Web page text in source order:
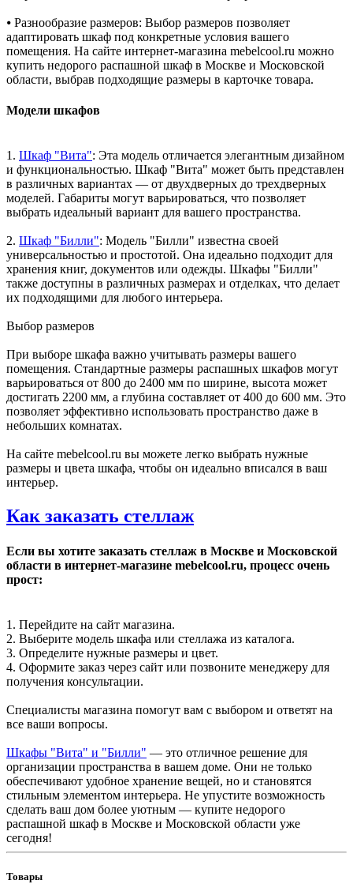
⦁ Разнообразие размеров: Выбор размеров позволяет
адаптировать шкаф под конкретные условия вашего
помещения. На сайте интернет-магазина mebelcool.ru можно
купить недорого распашной шкаф в Москве и Московской
области, выбрав подходящие размеры в карточке товара.
Модели шкафов
1. Шкаф "Вита": Эта модель отличается элегантным дизайном
и функциональностью. Шкаф "Вита" может быть представлен
в различных вариантах — от двухдверных до трехдверных
моделей. Габариты могут варьироваться, что позволяет
выбрать идеальный вариант для вашего пространства.
2. Шкаф "Билли": Модель "Билли" известна своей
универсальностью и простотой. Она идеально подходит для
хранения книг, документов или одежды. Шкафы "Билли"
также доступны в различных размерах и отделках, что делает
их подходящими для любого интерьера.
Выбор размеров
При выборе шкафа важно учитывать размеры вашего
помещения. Стандартные размеры распашных шкафов могут
варьироваться от 800 до 2400 мм по ширине, высота может
достигать 2200 мм, а глубина составляет от 400 до 600 мм. Это
позволяет эффективно использовать пространство даже в
небольших комнатах.
На сайте mebelcool.ru вы можете легко выбрать нужные
размеры и цвета шкафа, чтобы он идеально вписался в ваш
интерьер.
Как заказать стеллаж
Если вы хотите заказать стеллаж в Москве и Московской
области в интернет-магазине mebelcool.ru, процесс очень
прост:
1. Перейдите на сайт магазина.
2. Выберите модель шкафа или стеллажа из каталога.
3. Определите нужные размеры и цвет.
4. Оформите заказ через сайт или позвоните менеджеру для
получения консультации.
Специалисты магазина помогут вам с выбором и ответят на
все ваши вопросы.
Шкафы "Вита" и "Билли" — это отличное решение для
организации пространства в вашем доме. Они не только
обеспечивают удобное хранение вещей, но и становятся
стильным элементом интерьера. Не упустите возможность
сделать ваш дом более уютным — купите недорого
распашной шкаф в Москве и Московской области уже
сегодня!
Товары